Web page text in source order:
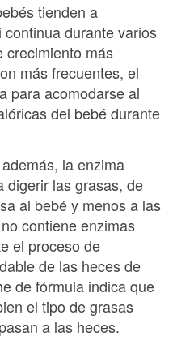
tienden a
durante varios
crecimiento más
más frecuentes, el
para acomodarse al
del bebé durante
la enzima
digerir las grasas, de
al bebé y menos a las
contiene enzimas
el proceso de
de las heces de
de fórmula indica que
el tipo de grasas
a las heces.